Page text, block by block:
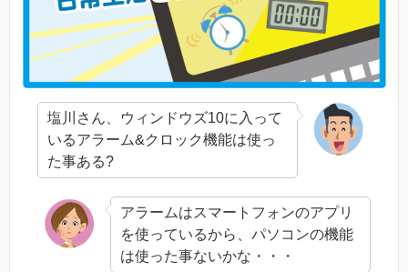
塩川さん、ウィンドウズ10に入って
いるアラーム&クロック機能は使っ
た事ある?
アラームはスマートフォンのアプリ
を使っているから、パソコンの機能
は使った事ないかな・・・